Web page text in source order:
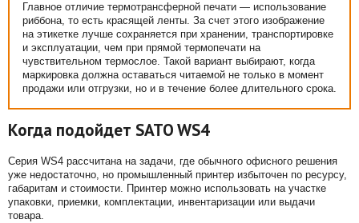
Главное отличие термотрансферной печати — использование
риббона, то есть красящей ленты. За счет этого изображение
на этикетке лучше сохраняется при хранении, транспортировке
и эксплуатации, чем при прямой термопечати на
чувствительном термослое. Такой вариант выбирают, когда
маркировка должна оставаться читаемой не только в момент
продажи или отгрузки, но и в течение более длительного срока.
Когда подойдет SATO WS4
Серия WS4 рассчитана на задачи, где обычного офисного решения
уже недостаточно, но промышленный принтер избыточен по ресурсу,
габаритам и стоимости. Принтер можно использовать на участке
упаковки, приемки, комплектации, инвентаризации или выдачи
товара.